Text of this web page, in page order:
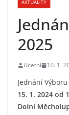
AKTUALITY
2025
Ucetni 10. 1.
Jednání
15. 1. 2024 od
Dolní